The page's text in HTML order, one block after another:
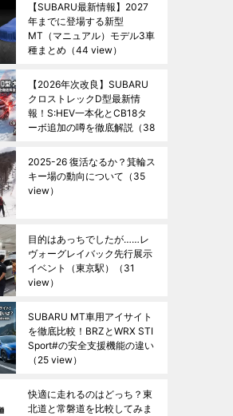
【SUBARU最新情報】2027
年までに登場する新型
MT（マニュアル）モデル3車
種まとめ （44 view）
【2026年次改良】SUBARU
クロストレックD型最新情
報！S:HEV一本化とCB18タ
ーボ追加の噂を徹底解説 （38
2025-26 復活なるか？箕輪ス
キー場の動向について （35
view）
目的はあっちでしたが……レ
ヴォーグレイバック先行展示
イベント（東京駅）
（31
view）
SUBARU MT車用アイサイト
を徹底比較！BRZとWRX STI
Sport#の安全支援機能の違い
（25 view）
快適に走れるのはどっち？東
北道と常磐道を比較してみま